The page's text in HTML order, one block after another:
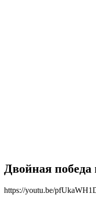
Двойная
https://youtu.be/